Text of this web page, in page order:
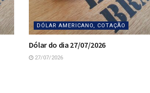
DÓLAR AMERICANO, COTAÇÃO
Dólar do dia 27/07/2026
27/07/2026